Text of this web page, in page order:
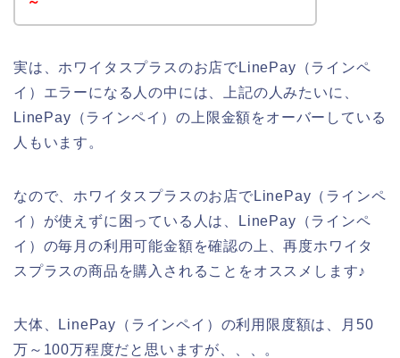
実は、ホワイタスプラスのお店でLinePay（ラインペ
イ）エラーになる人の中には、上記の人みたいに、
LinePay（ラインペイ）の上限金額をオーバーしている
人もいます。
なので、ホワイタスプラスのお店でLinePay（ラインペ
イ）が使えずに困っている人は、LinePay（ラインペ
イ）の毎月の利用可能金額を確認の上、再度ホワイタ
スプラスの商品を購入されることをオススメします♪
大体、LinePay（ラインペイ）の利用限度額は、月50
万～100万程度だと思いますが、、、。